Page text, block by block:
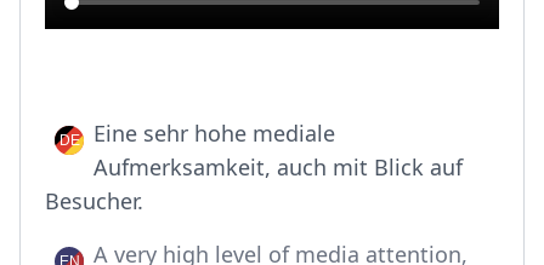
Eine sehr hohe mediale
Aufmerksamkeit, auch mit Blick auf
Besucher.
A very high level of media attention,